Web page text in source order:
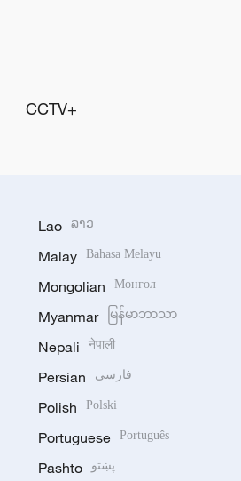
CCTV+
Lao ລາວ
Malay Bahasa Melayu
Mongolian Монгол
Myanmar မြန်မာဘာသာ
Nepali नेपाली
Persian فارسی
Polish Polski
Portuguese Português
Pashto پښتو